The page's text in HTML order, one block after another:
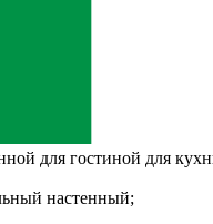
для гостиной для
настенный;